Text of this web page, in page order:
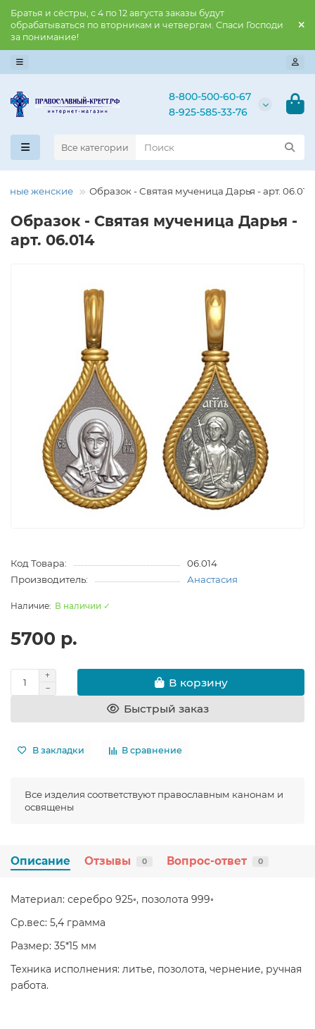
Братья и сёстры, с 4 по 12 августа заказы будут
обрабатываться по вторникам и четвергам. Спаси Господи
за понимание!
8-800-500-60-67
8-925-585-33-76
Все категории
женские Образок - Святая мученица Дарья - арт. 06.014
Образок - Святая мученица Дарья -
арт. 06.014
Код Товара:
06.014
Производитель:
Анастасия
В наличии ✓
5700 р.
В корзину
Быстрый заказ
В закладки В сравнение
Все изделия соответствуют православным канонам и
освящены
Описание Отзывы 0 Вопрос-ответ 0
Материал: серебро 925◦, позолота 999◦
Ср.вес: 5,4 грамма
Размер: 35*15 мм
Техника исполнения: литье, позолота, чернение, ручная
работа.